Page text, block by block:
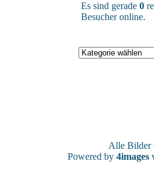
Es sind gerade 0
Besucher online.
Alle
Powered by 4images